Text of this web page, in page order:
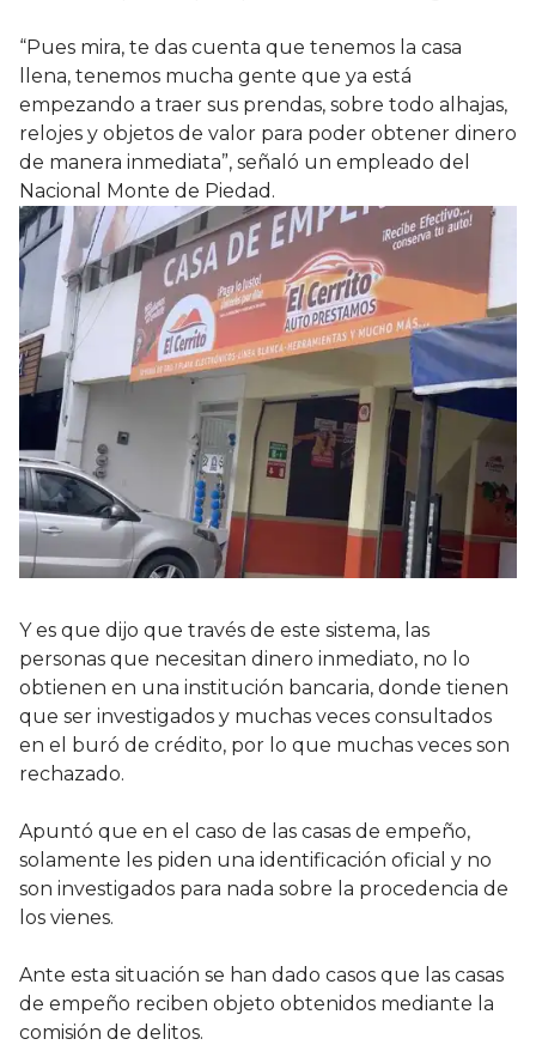
“Pues mira, te das cuenta que tenemos la casa
llena, tenemos mucha gente que ya está
empezando a traer sus prendas, sobre todo alhajas,
relojes y objetos de valor para poder obtener dinero
de manera inmediata”, señaló un empleado del
Nacional Monte de Piedad.
Y es que dijo que través de este sistema, las
personas que necesitan dinero inmediato, no lo
obtienen en una institución bancaria, donde tienen
que ser investigados y muchas veces consultados
en el buró de crédito, por lo que muchas veces son
rechazado.
Apuntó que en el caso de las casas de empeño,
solamente les piden una identificación oficial y no
son investigados para nada sobre la procedencia de
los vienes.
Ante esta situación se han dado casos que las casas
de empeño reciben objeto obtenidos mediante la
comisión de delitos.